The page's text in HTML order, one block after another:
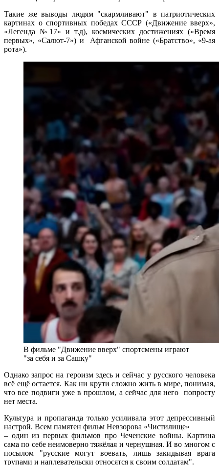
Такие же выводы людям "скармливают" в патриотических
картинах о спортивных победах СССР («Движение вверх»,
«Легенда №17» и т.д), космических достижениях («Время
первых», «Салют-7») и Афганской войне («Братство», «9-ая
рота»).
В фильме "Движение вверх" спортсмены играют
"за себя и за Сашку"
Однако запрос на героизм здесь и сейчас у русского человека
всё ещё остается. Как ни крути сложно жить в мире, понимая,
что все подвиги уже в прошлом, а сейчас для него попросту
нет места.
Культура и пропаганда только усиливала этот депрессивный
настрой. Всем памятен фильм Невзорова «Чистилище»
– один из первых фильмов про Чеченские войны. Картина
сама по себе неимоверно тяжёлая и чернушная. И во многом с
посылом "русские могут воевать, лишь закидывая врага
трупами и наплевательски относятся к своим солдатам".